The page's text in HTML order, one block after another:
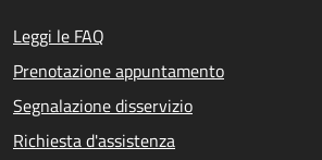
Leggi le FAQ
Prenotazione appuntamento
Segnalazione disservizio
Richiesta d'assistenza